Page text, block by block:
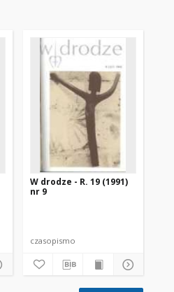
W drodze - R. 19 (1991)
nr 9
czasopismo